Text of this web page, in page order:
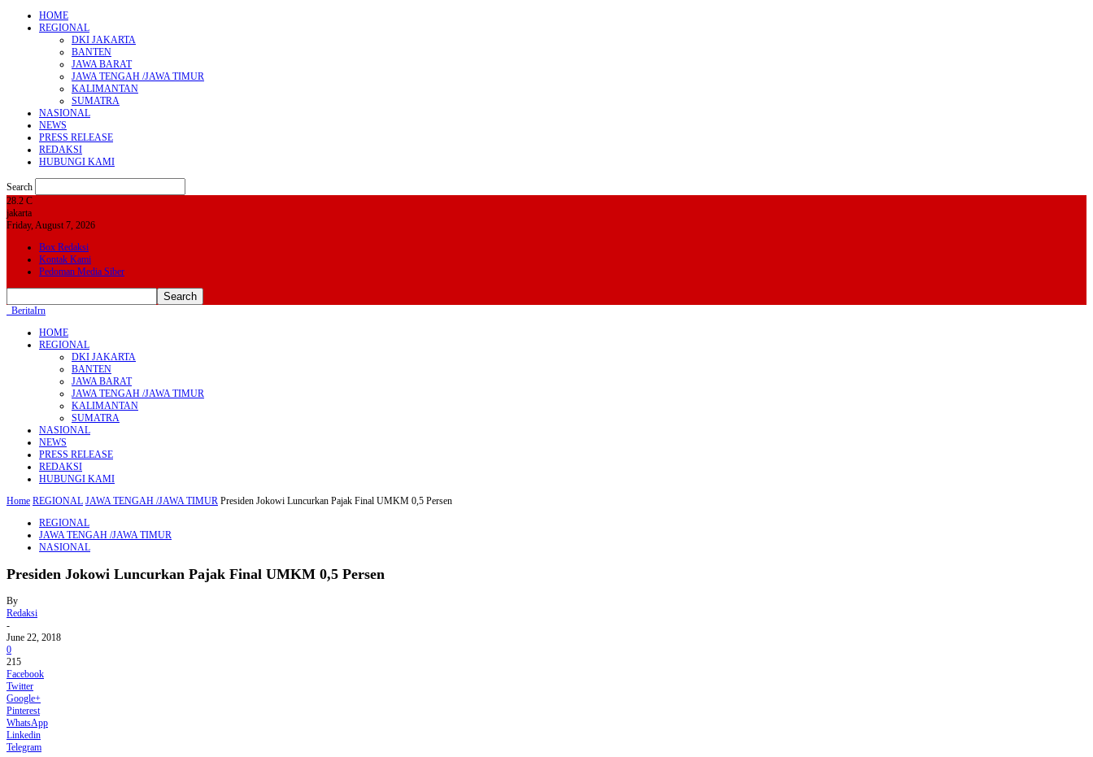
HOME
REGIONAL
DKI JAKARTA
BANTEN
JAWA BARAT
JAWA TENGAH /JAWA TIMUR
KALIMANTAN
SUMATRA
NASIONAL
NEWS
PRESS RELEASE
REDAKSI
HUBUNGI KAMI
Search
28.2 C
jakarta
Friday, August 7, 2026
Box Redaksi
Kontak Kami
Pedoman Media Siber
BeritaIrn
HOME
REGIONAL
DKI JAKARTA
BANTEN
JAWA BARAT
JAWA TENGAH /JAWA TIMUR
KALIMANTAN
SUMATRA
NASIONAL
NEWS
PRESS RELEASE
REDAKSI
HUBUNGI KAMI
Home REGIONAL JAWA TENGAH /JAWA TIMUR Presiden Jokowi Luncurkan Pajak Final UMKM 0,5 Persen
REGIONAL
JAWA TENGAH /JAWA TIMUR
NASIONAL
Presiden Jokowi Luncurkan Pajak Final UMKM 0,5 Persen
By
Redaksi
-
June 22, 2018
0
215
Facebook
Twitter
Google+
Pinterest
WhatsApp
Linkedin
Telegram